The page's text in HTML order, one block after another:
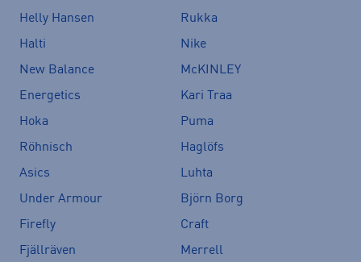
Helly Hansen
Rukka
Halti
Nike
New Balance
McKINLEY
Energetics
Kari Traa
Hoka
Puma
Röhnisch
Haglöfs
Asics
Luhta
Under Armour
Björn Borg
Firefly
Craft
Fjällräven
Merrell